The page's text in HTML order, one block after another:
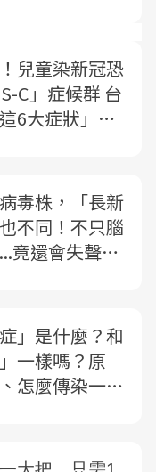
兒童染新冠恐
C」症候群 台
6大症狀」是
毒株，「長新
不同！不只腦
竟還會失聲？
」是什麼？和
一樣嗎？原
怎麼傳染一次